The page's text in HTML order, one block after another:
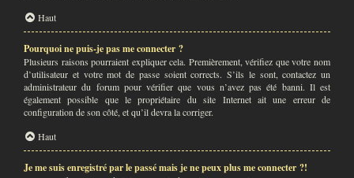
Haut
Pourquoi ne puis-je pas me connecter ?
Plusieurs raisons pourraient expliquer cela. Premièrement, vérifiez que votre nom
d’utilisateur et votre mot de passe soient corrects. S’ils le sont, contactez un
administrateur du forum pour vérifier que vous n’avez pas été banni. Il est
également possible que le propriétaire du site Internet ait une erreur de
configuration de son côté, et qu’il devra la corriger.
Haut
Je me suis enregistré par le passé mais je ne peux plus me connecter ?!